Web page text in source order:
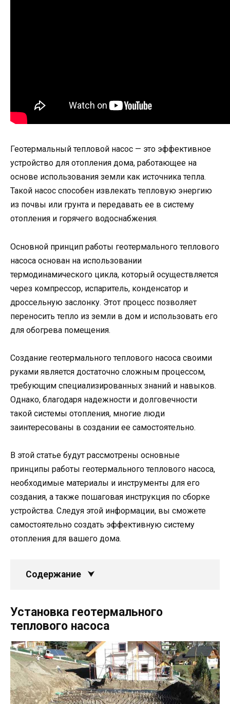
Геотермальный тепловой насос — это эффективное
устройство для отопления дома, работающее на
основе использования земли как источника тепла.
Такой насос способен извлекать тепловую энергию
из почвы или грунта и передавать ее в систему
отопления и горячего водоснабжения.
Основной принцип работы геотермального теплового
насоса основан на использовании
термодинамического цикла, который осуществляется
через компрессор, испаритель, конденсатор и
дроссельную заслонку. Этот процесс позволяет
переносить тепло из земли в дом и использовать его
для обогрева помещения.
Создание геотермального теплового насоса своими
руками является достаточно сложным процессом,
требующим специализированных знаний и навыков.
Однако, благодаря надежности и долговечности
такой системы отопления, многие люди
заинтересованы в создании ее самостоятельно.
В этой статье будут рассмотрены основные
принципы работы геотермального теплового насоса,
необходимые материалы и инструменты для его
создания, а также пошаговая инструкция по сборке
устройства. Следуя этой информации, вы сможете
самостоятельно создать эффективную систему
отопления для вашего дома.
Содержание
Установка геотермального
теплового насоса